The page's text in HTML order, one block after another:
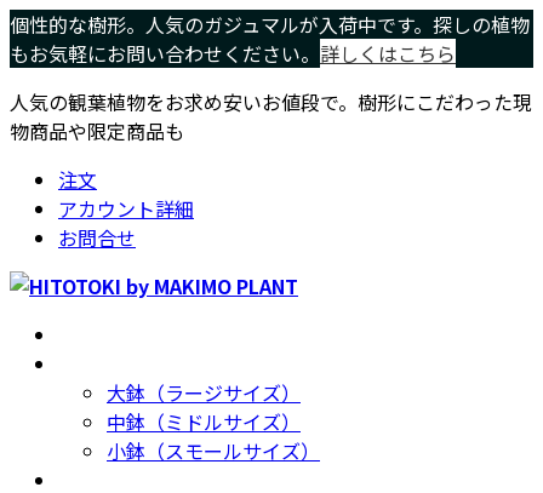
コ
ン
ン
ツ
プ
ナ
ビ
ー
シ
動
個性的な樹形。人気のガジュマルが入荷中です。探しの植物
もお気軽にお問い合わせください。 詳しくはこちら
人気の観葉植物をお求め安いお値段で。樹形にこだわった現
物商品や限定商品も
注文
アカウント詳細
お問合せ
大鉢（ラージサイズ）
中鉢（ミドルサイズ）
小鉢（スモールサイズ）